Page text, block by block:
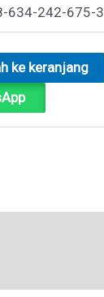
634-242-675-3
ke keranjang